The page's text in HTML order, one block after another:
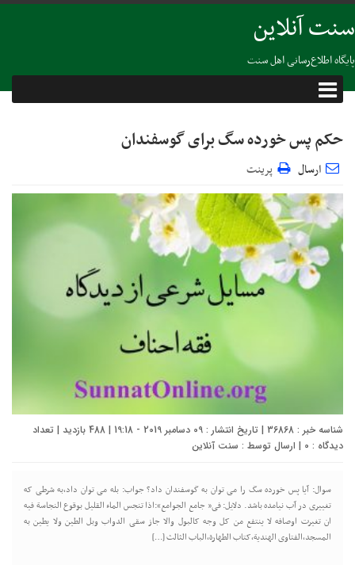
سنت آنلاین
پایگاه اطلاع‌رسانی اهل سنت
حکم پس خورده سگ برای گوسفندان
ارسال پرینت
شناسه خبر : 36868 | تاریخ انتشار : 09 دسامبر 2019 - 19:18 | 488 بازدید | تعداد
دیدگاه : 0 | ارسال توسط : سنت آنلاین
سوال: آیا پس خورده سگ را می توان به گوسفندان داد؟ جواب: بله می توان داد،به شرطی که
تغییری در آب نیامده باشد. دلایل: فی« جامع الجوامع»:اذا تنجس الماء القلیل بوقوع النجاسة فیه
ان تغیرت اوصافه لا ینتفع من کل وجه کالبول والا جاز سقی الدواب وبل الطین ولا یطین به
المسجد،الفتاوی الهندیة،کتاب الطهارة،الباب الثالث […]